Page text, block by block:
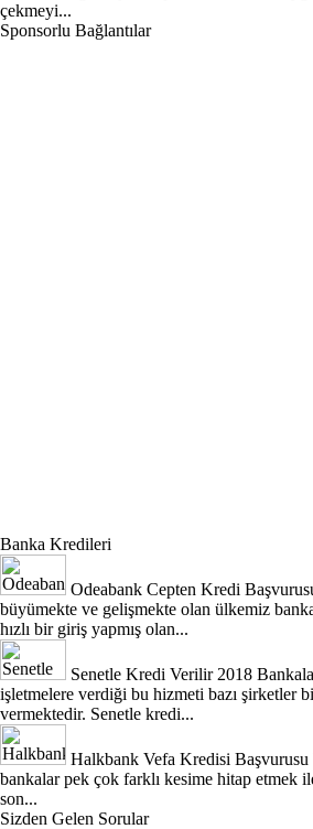
çekmeyi...
Sponsorlu Bağlantılar
Banka Kredileri
Odeabank Cepten Kredi
büyümekte ve gelişmekte olan ülkemiz
hızlı bir giriş yapmış olan...
Senetle Kredi Verilir 2018
işletmelere verdiği bu hizmeti bazı şirketler
vermektedir. Senetle kredi...
Halkbank Vefa Kredisi Başvurusu
bankalar pek çok farklı kesime hitap etmek
son...
Sizden Gelen Sorular